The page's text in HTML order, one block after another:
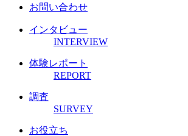
お問い合わせ
インタビュー
INTERVIEW
体験レポート
REPORT
調査
SURVEY
お役立ち